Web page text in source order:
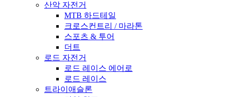
산악 자전거
MTB 하드테일
크로스컨트리 / 마라톤
스포츠 & 투어
더트
로드 자전거
로드 레이스 에어로
로드 레이스
트라이애슬론